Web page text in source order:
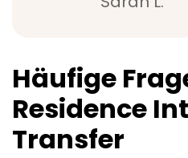
Häufige
Residence
Transfer